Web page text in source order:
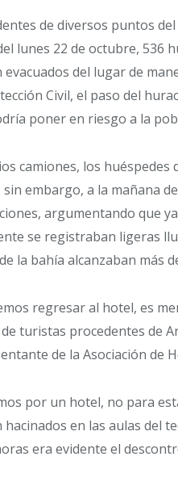
de diversos puntos
lunes 22 de octubre, 536
del lugar de
Civil, el paso del
poner en riesgo a la
camiones, los
sin embargo, a la mañana
argumentando que
se registraban ligeras
la bahía alcanzaban más
regresar al hotel, es
turistas procedentes de
de la Asociación de
por un hotel, no para
en las aulas del
era evidente el